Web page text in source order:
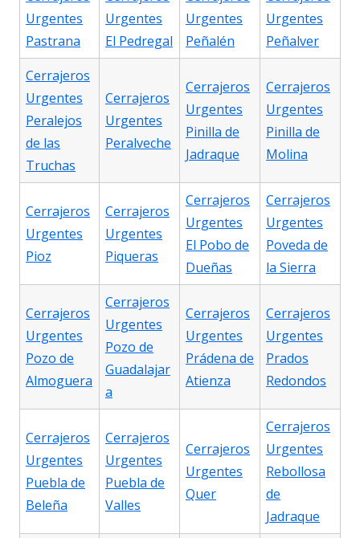
Urgentes
Pastrana
Urgentes
El Pedregal
Urgentes
Peñalén
Urgentes
Peñalver
Cerrajeros
Urgentes
Peralejos
de las
Truchas
Cerrajeros
Urgentes
Peralveche
Cerrajeros
Urgentes
Pinilla de
Jadraque
Cerrajeros
Urgentes
Pinilla de
Molina
Cerrajeros
Urgentes
Pioz
Cerrajeros
Urgentes
Piqueras
Cerrajeros
Urgentes
El Pobo de
Dueñas
Cerrajeros
Urgentes
Poveda de
la Sierra
Cerrajeros
Urgentes
Pozo de
Almoguera
Cerrajeros
Urgentes
Pozo de
Guadalajar
a
Cerrajeros
Urgentes
Prádena de
Atienza
Cerrajeros
Urgentes
Prados
Redondos
Cerrajeros
Urgentes
Puebla de
Beleña
Cerrajeros
Urgentes
Puebla de
Valles
Cerrajeros
Urgentes
Quer
Cerrajeros
Urgentes
Rebollosa
de
Jadraque